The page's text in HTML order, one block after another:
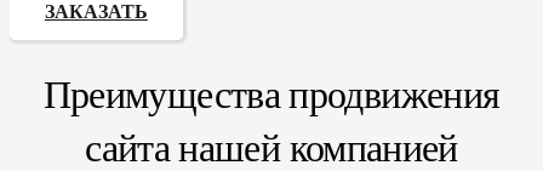
ЗАКАЗАТЬ
Преимущества продвижения
сайта нашей компанией